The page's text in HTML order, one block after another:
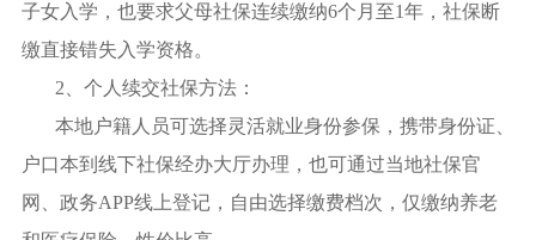
子女入学，也要求父母社保连续缴纳6个月至1年，社保断
缴直接错失入学资格。
2、个人续交社保方法：
本地户籍人员可选择灵活就业身份参保，携带身份证、
户口本到线下社保经办大厅办理，也可通过当地社保官
网、政务APP线上登记，自由选择缴费档次，仅缴纳养老